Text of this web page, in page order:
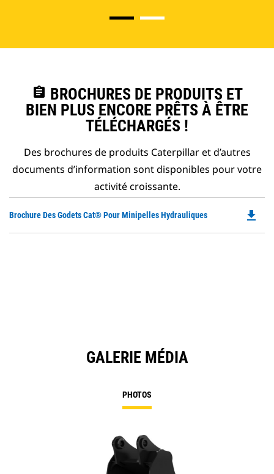
assignment BROCHURES DE PRODUITS ET
BIEN PLUS ENCORE PRÊTS À ÊTRE
TÉLÉCHARGÉS !
Des brochures de produits Caterpillar et d’autres
documents d’information sont disponibles pour votre
activité croissante.
Brochure Des Godets Cat® Pour Minipelles Hydrauliques file_download
GALERIE MÉDIA
PHOTOS